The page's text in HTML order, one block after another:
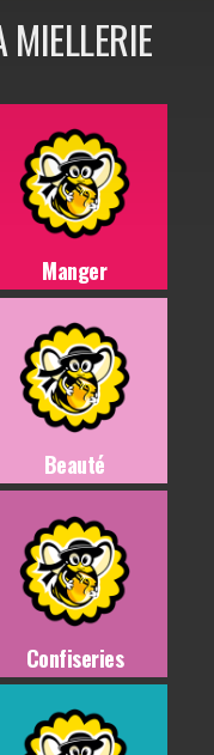
Manger
Beauté
Confiseries